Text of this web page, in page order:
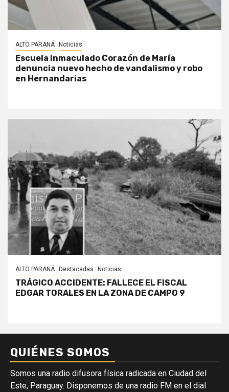
ALTO PARANÁ Noticias
Escuela Inmaculado Corazón de María
denuncia nuevo hecho de vandalismo y robo
en Hernandarias
ALTO PARANÁ Destacadas Noticias
TRÁGICO ACCIDENTE: FALLECE EL FISCAL
EDGAR TORALES EN LA ZONA DE CAMPO 9
QUIÉNES SOMOS
Somos una radio difusora física radicada en Ciudad del
Este, Paraguay. Disponemos de una radio FM en el dial